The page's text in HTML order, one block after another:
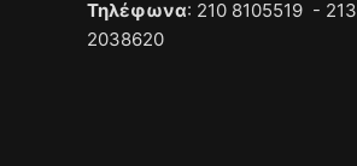
Τηλέφωνα: 210 8105519 - 213
2038620